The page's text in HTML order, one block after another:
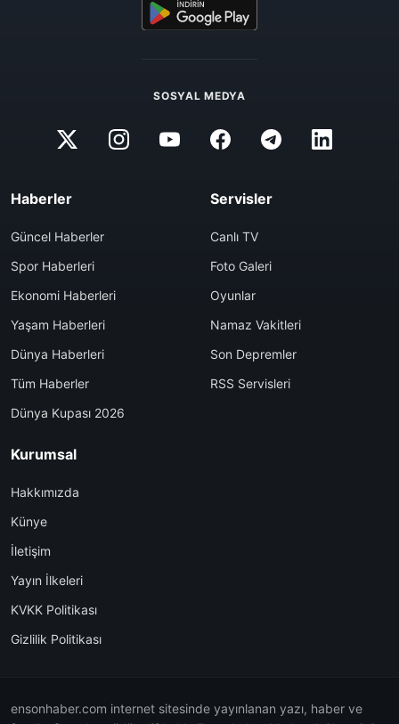
SOSYAL MEDYA
Haberler
Güncel Haberler
Spor Haberleri
Ekonomi Haberleri
Yaşam Haberleri
Dünya Haberleri
Tüm Haberler
Dünya Kupası 2026
Servisler
Canlı TV
Foto Galeri
Oyunlar
Namaz Vakitleri
Son Depremler
RSS Servisleri
Kurumsal
Hakkımızda
Künye
İletişim
Yayın İlkeleri
KVKK Politikası
Gizlilik Politikası
ensonhaber.com internet sitesinde yayınlanan yazı, haber ve